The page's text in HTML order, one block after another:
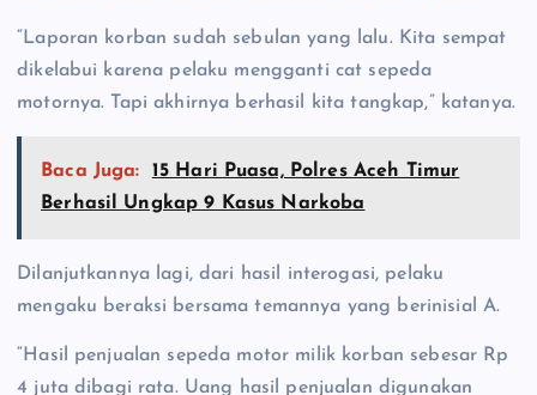
“Laporan korban sudah sebulan yang lalu. Kita sempat
dikelabui karena pelaku mengganti cat sepeda
motornya. Tapi akhirnya berhasil kita tangkap,” katanya.
Baca Juga:
15 Hari Puasa, Polres Aceh Timur
Berhasil Ungkap 9 Kasus Narkoba
Dilanjutkannya lagi, dari hasil interogasi, pelaku
mengaku beraksi bersama temannya yang berinisial A.
“Hasil penjualan sepeda motor milik korban sebesar Rp
4 juta dibagi rata. Uang hasil penjualan digunakan